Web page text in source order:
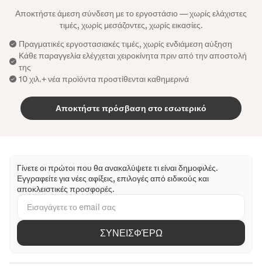
Αποκτήστε άμεση σύνδεση με το εργοστάσιο — χωρίς ελάχιστες
τιμές, χωρίς μεσάζοντες, χωρίς εικασίες.
Πραγματικές εργοστασιακές τιμές, χωρίς ενδιάμεση αύξηση
Κάθε παραγγελία ελέγχεται χειροκίνητα πριν από την αποστολή
της
10 χιλ.+ νέα προϊόντα προστίθενται καθημερινά
Αποκτήστε πρόσβαση στο εσωτερικό
Γίνετε οι πρώτοι που θα ανακαλύψετε τι είναι δημοφιλές.
Εγγραφείτε για νέες αφίξεις, επιλογές από ειδικούς και
αποκλειστικές προσφορές.
ΣΥΝΕΙΣΦΈΡΩ